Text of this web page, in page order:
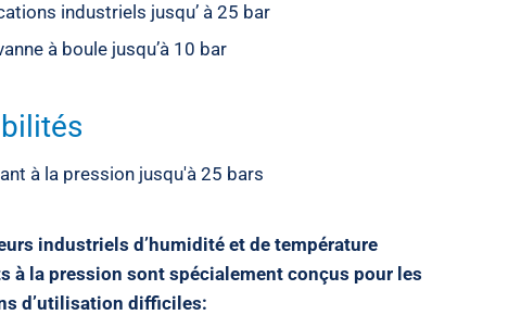
industriels jusqu’ à 25 bar
à boule jusqu’à 10 bar
à la pression jusqu'à 25 bars
industriels d’humidité et de température
à la pression sont spécialement conçus pour les
d’utilisation difficiles: